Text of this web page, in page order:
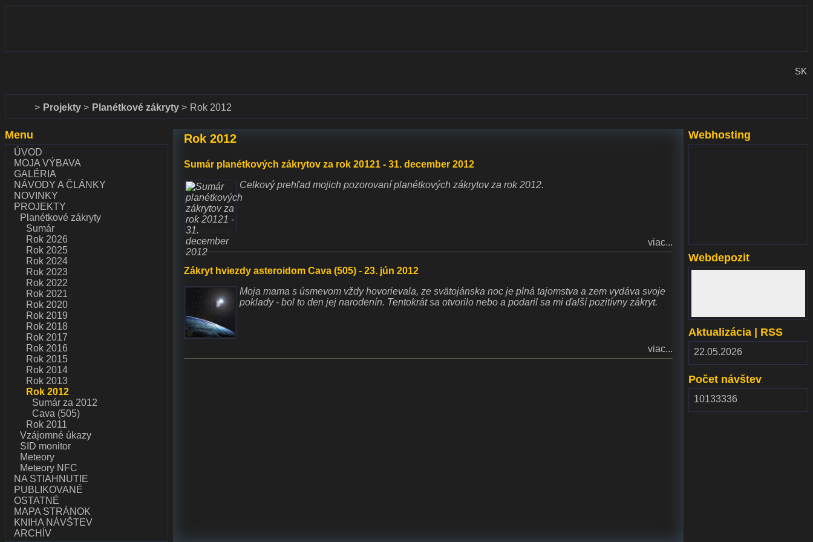
Rok 2012
Sumár planétkových zákrytov za rok 20121 - 31. december 2012
Celkový prehľad mojich pozorovaní planétkových zákrytov za rok 2012.
viac...
Zákryt hviezdy asteroidom Cava (505) - 23. jún 2012
Moja mama s úsmevom vždy hovorievala, ze svätojánska noc je plná tajomstva a zem vydáva svoje
poklady - bol to den jej narodenín. Tentokrát sa otvorilo nebo a podaril sa mi ďalší pozitívny zákryt.
viac...
Menu
ÚVOD
MOJA VÝBAVA
GALÉRIA
NÁVODY A ČLÁNKY
NOVINKY
PROJEKTY
Planétkové zákryty
Sumár
Rok 2026
Rok 2025
Rok 2024
Rok 2023
Rok 2022
Rok 2021
Rok 2020
Rok 2019
Rok 2018
Rok 2017
Rok 2016
Rok 2015
Rok 2014
Rok 2013
Rok 2012
Sumár za 2012
Cava (505)
Rok 2011
Vzájomné úkazy
SID monitor
Meteory
Meteory NFC
NA STIAHNUTIE
PUBLIKOVANÉ
OSTATNÉ
MAPA STRÁNOK
KNIHA NÁVŠTEV
ARCHÍV
Projekty Planétkové zákryty Rok 2012
Webhosting
Webdepozit
Počet návštev
10133336
Aktualizácia | RSS
22.05.2026
SK